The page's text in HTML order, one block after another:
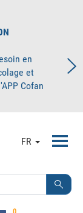
en
et
Cofan
FR